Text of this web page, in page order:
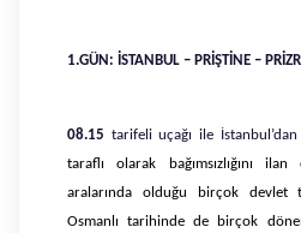
1.GÜN: İSTANBUL – PRİŞTİNE –
08.15 tarifeli uçağı ile
taraflı olarak bağımsızlığını
aralarında olduğu birçok devlet
Osmanlı tarihinde de birçok